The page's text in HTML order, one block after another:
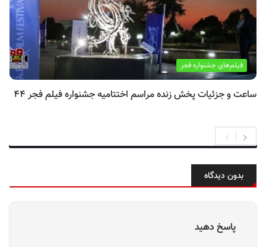
فیلم‌های جشنواره فجر
ساعت و جزئیات پخش زنده مراسم اختتامیه جشنواره فیلم فجر ۴۴
بدون دیدگاه
پاسخ دهید